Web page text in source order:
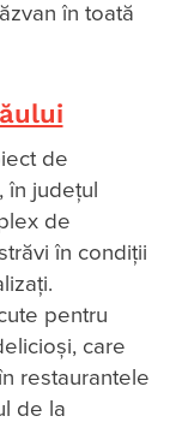
în toată
de
în județul
de
în condiții
pentru
care
restaurantele
de la